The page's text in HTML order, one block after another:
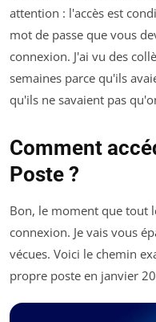
attention : l'accès est
mot de passe que vous
connexion. J'ai vu des
semaines parce qu'ils
qu'ils ne savaient pas
Comment
Poste ?
Bon, le moment que tout
connexion. Je vais vous
vécues. Voici le chemin
propre poste en janvier